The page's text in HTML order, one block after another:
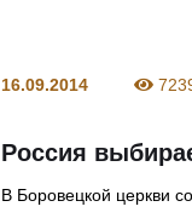
16.09.2014
Россия
В Боровецкой церкви